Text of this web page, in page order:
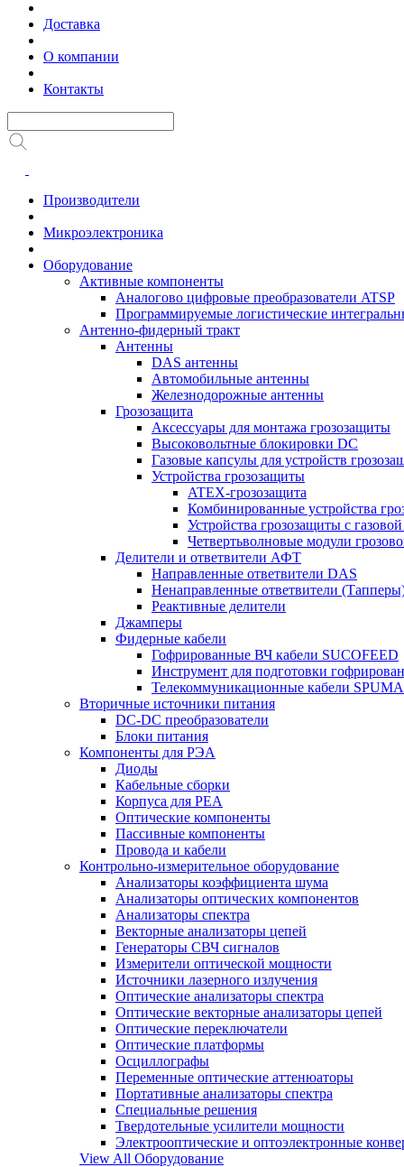
Доставка
О компании
Контакты
Производители
Микроэлектроника
Оборудование
Активные компоненты
Аналогово цифровые преобразователи ATSP
Программируемые логистические
Антенно-фидерный тракт
Антенны
DAS антенны
Автомобильные антенны
Железнодорожные антенны
Грозозащита
Аксессуары для монтажа грозозащиты
Высоковольтные блокировки DC
Газовые капсулы для устройств
Устройства грозозащиты
ATEX-грозозащита
Комбинированные устройства
Устройства грозозащиты с
Четвертьволновые модули
Делители и ответвители АФТ
Направленные ответвители DAS
Ненаправленные ответвители
Реактивные делители
Джамперы
Фидерные кабели
Гофрированные ВЧ кабели SUCOFEED
Инструмент для подготовки
Телекоммуникационные кабели SPUMA
Вторичные источники питания
DC-DC преобразователи
Блоки питания
Компоненты для РЭА
Диоды
Кабельные сборки
Корпуса для РЕА
Оптические компоненты
Пассивные компоненты
Провода и кабели
Контрольно-измерительное оборудование
Анализаторы коэффициента шума
Анализаторы оптических компонентов
Анализаторы спектра
Векторные анализаторы цепей
Генераторы СВЧ сигналов
Измерители оптической мощности
Источники лазерного излучения
Оптические анализаторы спектра
Оптические векторные анализаторы цепей
Оптические переключатели
Оптические платформы
Осциллографы
Переменные оптические аттенюаторы
Портативные анализаторы спектра
Специальные решения
Твердотельные усилители мощности
Электрооптические и оптоэлектронные
View All Оборудование